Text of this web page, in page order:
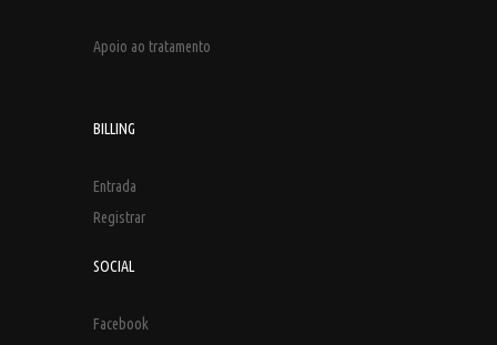
Apoio ao tratamento
BILLING
Entrada
Registrar
SOCIAL
Facebook